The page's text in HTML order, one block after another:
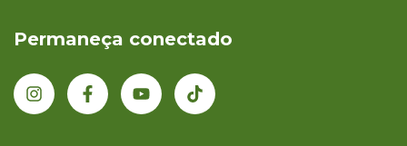
Permaneça conectado